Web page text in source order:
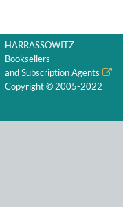
HARRASSOWITZ
Booksellers
and Subscription Agents
Copyright © 2005-2022